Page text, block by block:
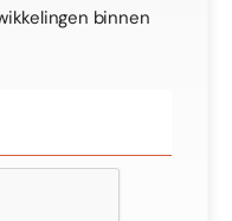
binnen